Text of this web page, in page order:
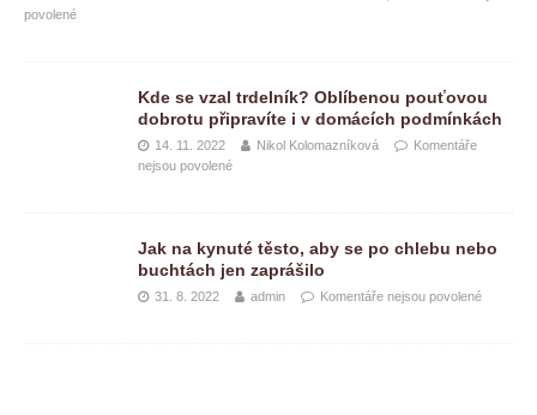
povolené
Kde se vzal trdelník? Oblíbenou pouťovou
dobrotu připravíte i v domácích podmínkách
14. 11. 2022 Nikol Kolomazníková
Komentáře
nejsou povolené
Jak na kynuté těsto, aby se po chlebu nebo
buchtách jen zaprášilo
31. 8. 2022 admin Komentáře nejsou povolené